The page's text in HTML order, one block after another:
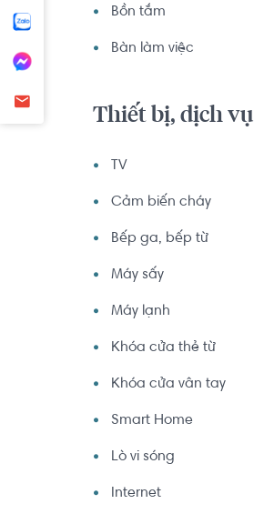
Bồn tắm
Bàn làm việc
Thiết bị, dịch vụ
TV
Cảm biến cháy
Bếp ga, bếp từ
Máy sấy
Máy lạnh
Khóa cửa thẻ từ
Khóa cửa vân tay
Smart Home
Lò vi sóng
Internet